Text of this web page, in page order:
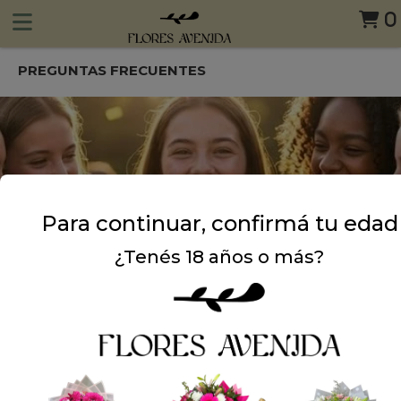
0
PREGUNTAS FRECUENTES
Para continuar, confirmá tu edad
¿Tenés 18 años o más?